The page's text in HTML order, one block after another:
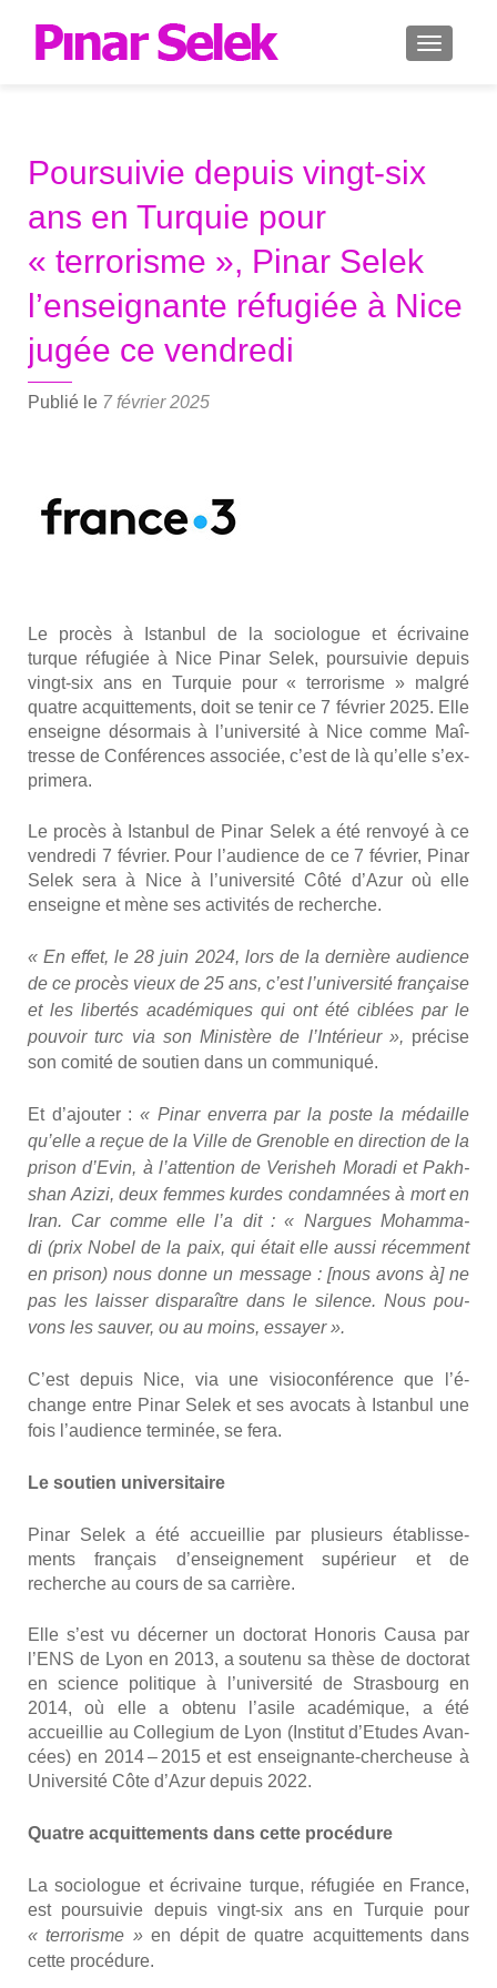
Poursuivie depuis vingt-six
ans en Turquie pour
« terrorisme », Pinar Selek
l’enseignante réfugiée à Nice
jugée ce vendredi
Publié le 7 février 2025
Le pro­cès à Istan­bul de la socio­logue et écri­vaine
turque réfu­giée à Nice Pinar Selek, pour­sui­vie depuis
vingt-six ans en Tur­quie pour « ter­ro­risme » mal­gré
quatre acquit­te­ments, doit se tenir ce 7 février 2025. Elle
enseigne désor­mais à l’u­ni­ver­si­té à Nice comme Maî­
tresse de Confé­rences asso­ciée, c’est de là qu’elle s’ex­
pri­me­ra.
Le pro­cès à Istan­bul de Pinar Selek a été ren­voyé à ce
ven­dre­di 7 février. Pour l’au­dience de ce 7 février, Pinar
Selek sera à Nice à l’u­ni­ver­si­té Côté d’Azur où elle
enseigne et mène ses acti­vi­tés de recherche.
« En effet, le 28 juin 2024, lors de la der­nière audience
de ce pro­cès vieux de 25 ans, c’est l’université fran­çaise
et les liber­tés aca­dé­miques qui ont été ciblées par le
pou­voir turc via son Minis­tère de l’Intérieur », pré­cise
son comi­té de sou­tien dans un com­mu­ni­qué.
Et d’a­jou­ter :« Pinarenver­ra par la poste la médaille
qu’elle a reçue de la Ville de Gre­noble en direc­tion de la
pri­son d’Evin, à l’attention de Veri­sheh Mora­di et Pakh­
shan Azi­zi, deux femmes kurdes condam­nées à mort en
Iran. Car comme elle l’a dit : « Nargues Moham­ma­
di (prix Nobel de la paix, qui était elle aus­si récem­ment
en pri­son) nous donne un mes­sage : [nous avons à] ne
pas les lais­ser dis­pa­raître dans le silence. Nous pou­
vons les sau­ver, ou au moins, essayer ».
C’est depuis Nice, via une visio­con­fé­rence que l’é­
change entre Pinar Selek et ses avo­cats à Istan­bul une
fois l’audience ter­mi­née, se fera.
Le sou­tien uni­ver­si­taire
Pinar Selek a été accueillie par plu­sieurs éta­blis­se­
ments fran­çais d’enseignement supé­rieur et de
recherche au cours de sa car­rière.
Elle s’est vu décer­ner un doc­to­rat Hono­ris Cau­sa par
l’ENS de Lyon en 2013, a sou­te­nu sa thèse de doc­to­rat
en science poli­tique à l’université de Stras­bourg en
2014, où elle a obte­nu l’asile aca­dé­mique, a été
accueillie au Col­le­gium de Lyon (Ins­ti­tut d’Etudes Avan­
cées) en 2014 – 2015 et est ensei­gnante-cher­cheuse à
Uni­ver­si­té Côte d’Azur depuis 2022.
Quatre acquit­te­ments dans cette pro­cé­dure
La socio­logue et écri­vaine turque, réfu­giée en France,
est pour­sui­vie depuis vingt-six ans en Tur­quie pour
« ter­ro­risme »en dépit de quatre acquit­te­ments dans
cette pro­cé­dure.